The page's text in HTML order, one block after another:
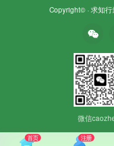
Copyright© · 求知行
微信
首页 注册